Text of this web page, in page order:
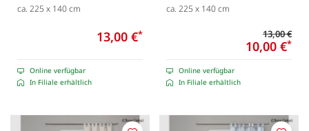
ca. 225 x 140 cm
13,00 €*
Online verfügbar
In Filiale erhältlich
ca. 225 x 140 cm
13,00 €
10,00 €*
Online verfügbar
In Filiale erhältlich